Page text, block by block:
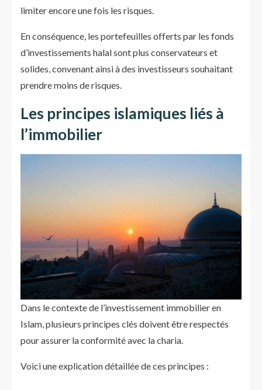
limiter encore une fois les risques.
En conséquence, les portefeuilles offerts par les fonds
d’investissements halal sont plus conservateurs et
solides, convenant ainsi à des investisseurs souhaitant
prendre moins de risques.
Les principes islamiques liés à
l’immobilier
Dans le contexte de l’investissement immobilier en
Islam, plusieurs principes clés doivent être respectés
pour assurer la conformité avec la charia.
Voici une explication détaillée de ces principes :